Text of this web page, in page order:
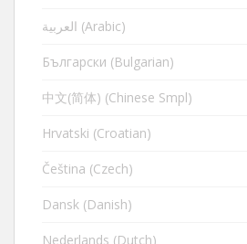
العربية (Arabic)
Български (Bulgarian)
中文(简体) (Chinese Smpl)
Hrvatski (Croatian)
Čeština (Czech)
Dansk (Danish)
Nederlands (Dutch)